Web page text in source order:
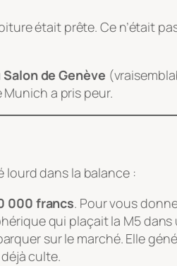
était prête. Ce n’était
de Genève
a pris peur.
lourd dans la balance :
000 francs. Pour vous
qui plaçait la M5
sur le marché. Elle
culte.